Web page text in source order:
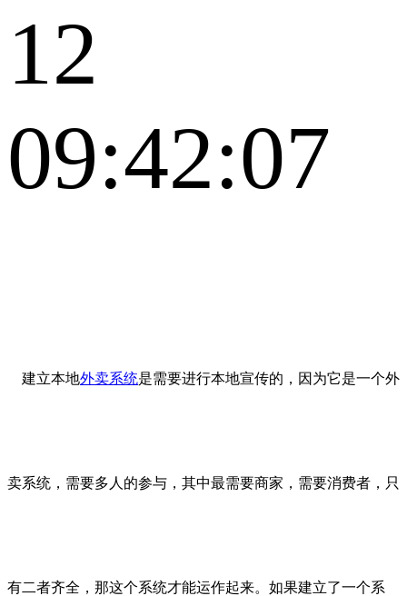
12
09:42:07
建立本地外卖系统是需要进行本地宣传的，因为它是一个外
卖系统，需要多人的参与，其中最需要商家，需要消费者，只
有二者齐全，那这个系统才能运作起来。如果建立了一个系